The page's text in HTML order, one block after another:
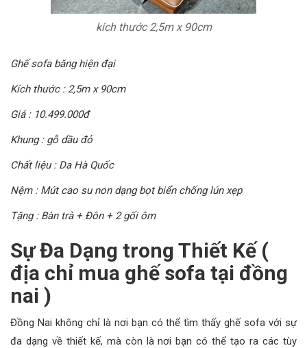
kích thước 2,5m x 90cm
Ghế sofa băng hiện đại
Kích thước : 2,5m x 90cm
Giá : 10.499.000đ
Khung : gỗ dầu đỏ
Chất liệu : Da Hà Quốc
Nệm : Mút cao su non dạng bọt biển chống lún xẹp
Tặng : Bàn trà + Đôn + 2 gối ôm
Sự Đa Dạng trong Thiết Kế (
địa chỉ mua ghế sofa tại đồng
nai )
Đồng Nai không chỉ là nơi bạn có thể tìm thấy ghế sofa với sự
đa dạng về thiết kế, mà còn là nơi bạn có thể tạo ra các tùy